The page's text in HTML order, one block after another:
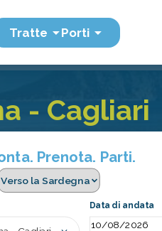
Tratte Porti
- Cagliari
Prenota. Parti.
Data di andata